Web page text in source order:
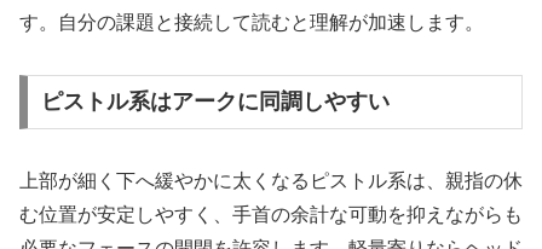
す。自分の課題と接続して読むと理解が加速します。
ピストル系はアークに同調しやすい
上部が細く下へ緩やかに太くなるピストル系は、親指の休
む位置が安定しやすく、手首の余計な可動を抑えながらも